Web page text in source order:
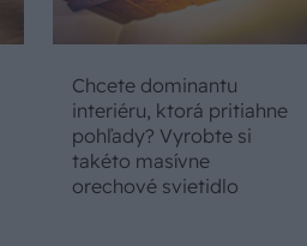
Chcete dominantu
interiéru, ktorá pritiahne
pohľady? Vyrobte si
takéto masívne
orechové svietidlo